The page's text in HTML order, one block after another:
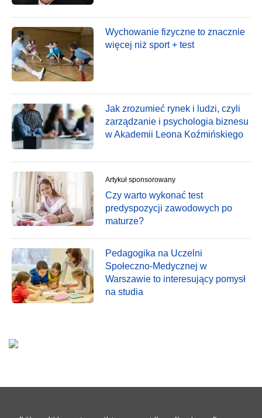
Wychowanie fizyczne to znacznie
więcej niż sport + test
Jak zrozumieć rynek i ludzi, czyli
zarządzanie i psychologia biznesu
w Akademii Leona Koźmińskiego
Artykuł sponsorowany
Czy warto wykonać test
predyspozycji zawodowych po
maturze?
Pedagogika na Uczelni
Społeczno-Medycznej w
Warszawie to interesujący pomysł
na studia